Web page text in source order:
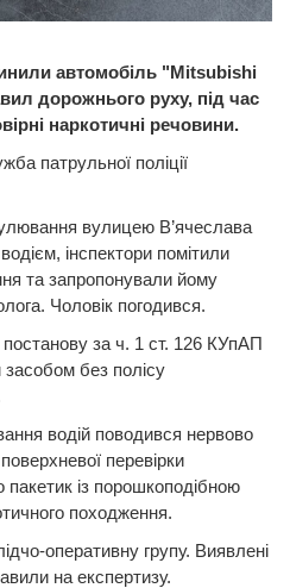
автомобіль "Mitsubishi
дорожнього руху, під час
наркотичні речовини.
патрульної поліції
вулицею В’ячеслава
інспектори помітили
та запропонували йому
Чоловік погодився.
постанову за ч. 1 ст. 126 КУпАП
без полісу
водій поводився нервово
перевірки
пакетик із порошкоподібною
походження.
оперативну групу. Виявлені
на експертизу.